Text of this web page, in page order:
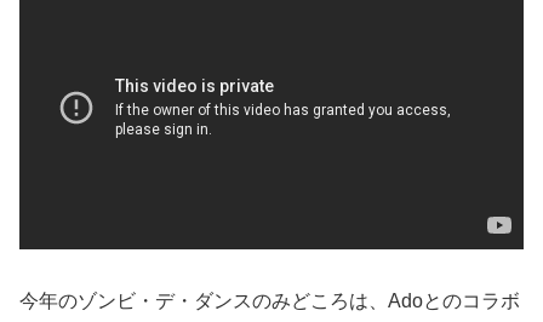
今年のゾンビ・デ・ダンスのみどころは、Adoとのコラボ